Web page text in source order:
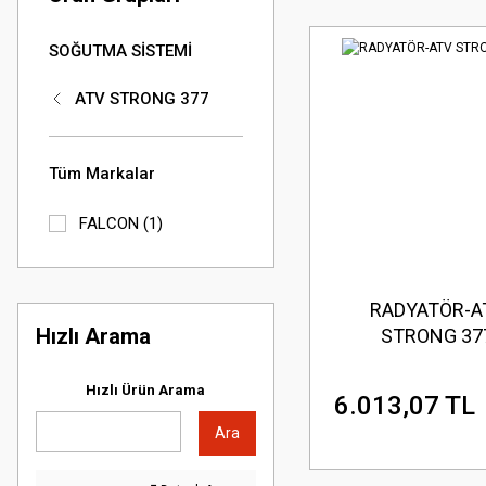
SOĞUTMA SİSTEMİ
ATV STRONG 377
Tüm Markalar
FALCON (1)
Hızlı Arama
Hızlı Ürün Arama
Ara
RADYATÖR-
STRONG
6.013,07 TL